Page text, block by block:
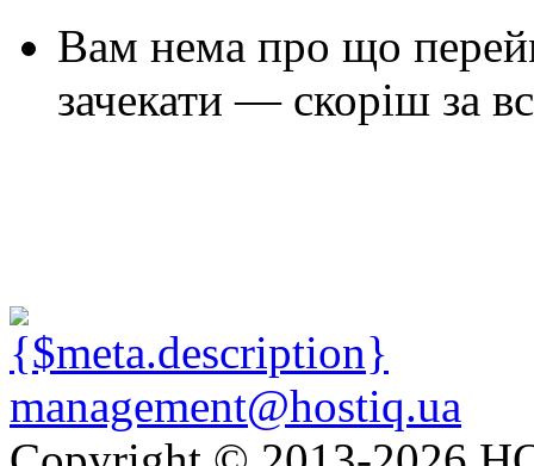
Вам нема про що
зачекати — скоріш за
management@hostiq.ua